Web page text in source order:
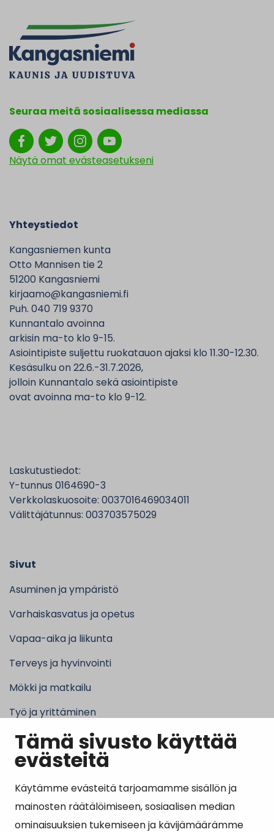
Tämä sivusto käyttää
evästeitä
Käytämme evästeitä tarjoamamme sisällön ja
mainosten räätälöimiseen, sosiaalisen median
ominaisuuksien tukemiseen ja kävijämäärämme
Seuraa meitä sosiaalisessa mediassa
Näytä omat evästeasetukseni
Yhteystiedot
Kangasniemen kunta
Otto Mannisen tie 2
51200 Kangasniemi
kirjaamo@kangasniemi.fi
Puh. 040 719 9370
Kunnantalo avoinna
arkisin ma-to klo 9-15.
Asiointipiste suljettu ruokatauon ajaksi klo 11.30-12.30.
Kesäsulku on 22.6.-31.7.2026,
jolloin Kunnantalo sekä asiointipiste
ovat avoinna ma-to klo 9-12.
Laskutustiedot:
Y-tunnus 0164690-3
Verkkolaskuosoite: 0037016469034011
Välittäjätunnus: 003703575029
Sivut
Asuminen ja ympäristö
Varhaiskasvatus ja opetus
Vapaa-aika ja liikunta
Terveys ja hyvinvointi
Mökki ja matkailu
Työ ja yrittäminen
Kunta ja hallinto
Suosituimmat sivut